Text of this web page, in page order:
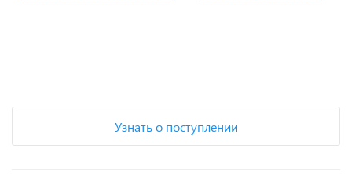
Узнать о поступлении